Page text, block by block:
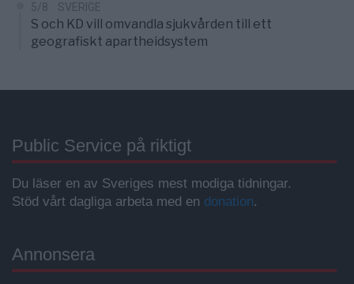
5/8 SVERIGE
S och KD vill omvandla sjukvården till ett
geografiskt apartheidsystem
Public Service på riktigt
Du läser en av Sveriges mest modiga tidningar.
Stöd vårt dagliga arbeta med en donation.
Annonsera